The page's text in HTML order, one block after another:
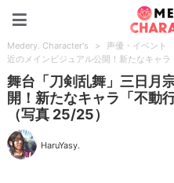
Medery. Character's > 声優・イベント
近のメインビジュアル公開！新たなキャ
舞台「刀剣乱舞」三日月
開！新たなキャラ「不動
（写真 25/25）
HaruYasy.